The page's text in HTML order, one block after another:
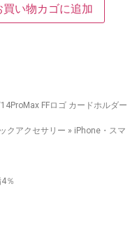
買い物カゴに追加
FFロゴ カードホルダー
クアクセサリー » iPhone・スマ
％